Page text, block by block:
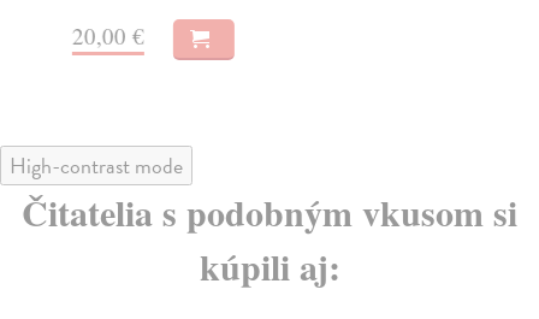
20,00 €
High-contrast mode
Čitatelia s podobným vkusom si
kúpili aj: